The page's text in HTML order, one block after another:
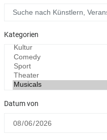
Kategorien
Datum von